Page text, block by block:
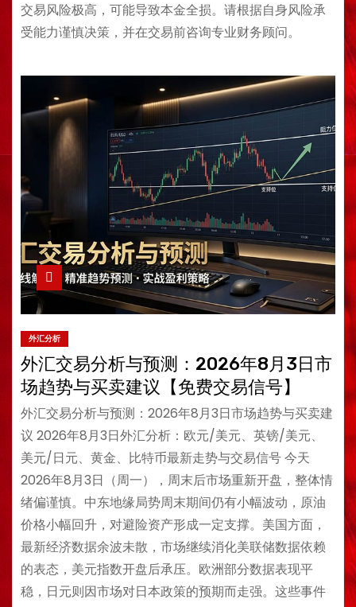
交易风险极高，可能导致本金全损。请根据自身风险承
受能力谨慎决策，并在交易前咨询专业财务顾问。
外汇分析
外汇交易分析与预测：2026年8月3日市
场趋势与买卖建议【免费交易信号】
外汇交易分析与预测：2026年8月3日市场趋势与买卖建
议 2026年8月3日外汇分析：欧元/美元、英镑/美元、
美元/日元、黄金、比特币最新走势与交易信号 今天
2026年8月3日（周一），周末后市场重新开盘，整体情
绪偏谨慎。中东地缘局势周末期间仍有小幅波动，原油
价格小幅回升，对避险资产形成一定支撑。美国方面，
最新经济数据余波未散，市场继续消化美联储数据依赖
的表态，美元指数开盘后承压。欧洲部分数据表现平
稳，日元则因市场对日本政策的预期而走强。这些事件